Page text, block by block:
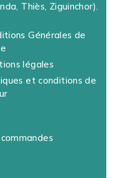
Thiès, Ziguinchor).
Générales de
légales
et conditions de